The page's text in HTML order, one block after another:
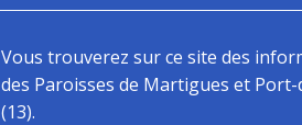
Vous trouverez sur ce site des
des Paroisses de Martigues et
(13).